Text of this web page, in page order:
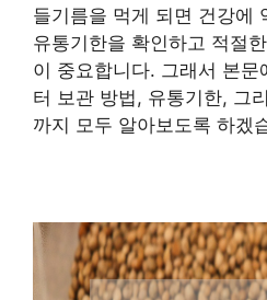
들기름을 먹게 되면 건강에
유통기한을 확인하고 적절
이 중요합니다. 그래서 본
터 보관 방법, 유통기한, 그
까지 모두 알아보도록 하겠